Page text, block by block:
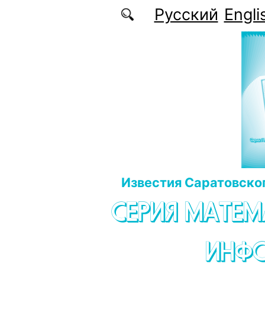
Перейти к основному содержаниюРусский
Известия
СЕРИЯ